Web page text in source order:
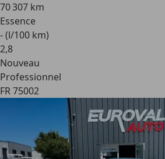
70 307 km
Essence
- (l/100 km)
2,8
Nouveau
Professionnel
FR 75002